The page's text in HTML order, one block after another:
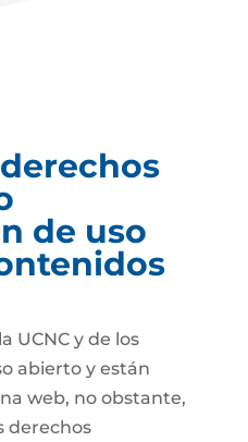
de uso
UCNC y de los
abierto y están
web, no obstante,
derechos